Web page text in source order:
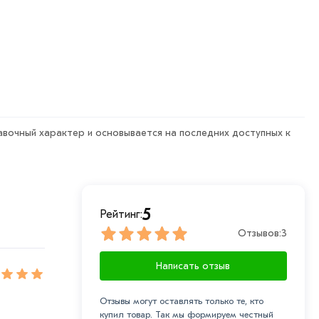
в течение 7 дней (наличие чека обязательно).
характер и основывается на последних доступных к
Рейтинг:5
Отзывов:3
Написать отзыв
Отзывы могут оставлять только те, кто
купил товар. Так мы формируем честный